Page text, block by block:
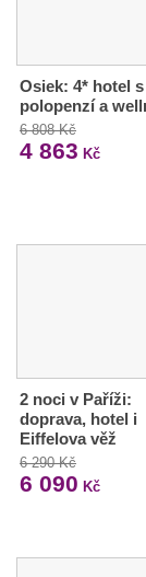
Osiek: 4* hotel s
polopenzí a
6 808 Kč
4 863 Kč
2 noci v Paříži:
doprava, hotel i
Eiffelova věž
6 290 Kč
6 090 Kč